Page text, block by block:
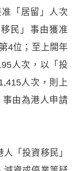
「居留」人次
民」事由獲准
4位；至上開年
人次，以「投
人次，則上
由為港人申請
「投資移民」